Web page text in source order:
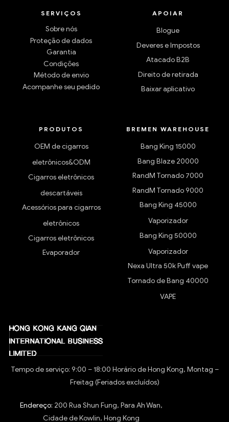
SERVIÇOS
Sobre nós
Proteção de dados
Garantia
Condições
Método de envio
Acompanhe seu pedido
APOIAR
Blogue
Deveres e Impostos
Atacado B2B
Direito de retirada
Baixar aplicativo
PRODUTOS
OEM de cigarros
eletrônicos&ODM
Cigarros eletrônicos
descartáveis
Acessórios para cigarros
eletrônicos
Cigarros eletrônicos
Evaporador
BREMEN WAREHOUSE
Bang King 15000
Bang Blaze 20000
RandM Tornado 7000
RandM Tornado 9000
Bang King 45000
Vaporizador
Bang King 50000
Vaporizador
Nexa Ultra 50k Puff vape
Tornado de Bang 40000
VAPE
Tempo de serviço: 9:00 – 18:00 Horário de Hong Kong, Montag –
Freitag (Feriados excluídos)
Endereço: 200 Rua Shun Fung, Para Ah Wan,
Cidade de Kowlin, Hong Kong